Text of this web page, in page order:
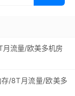
流量/欧美多机房
/8T月流量/欧美多